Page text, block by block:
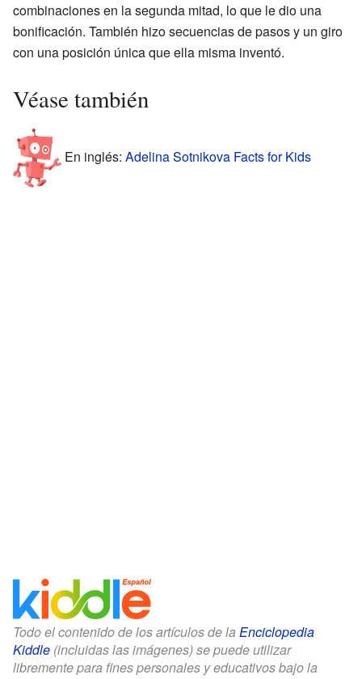
combinaciones en la segunda mitad, lo que le dio una
bonificación. También hizo secuencias de pasos y un giro
con una posición única que ella misma inventó.
Véase también
En inglés: Adelina Sotnikova Facts for Kids
Todo el contenido de los artículos de la Enciclopedia
Kiddle (incluidas las imágenes) se puede utilizar
libremente para fines personales y educativos bajo la